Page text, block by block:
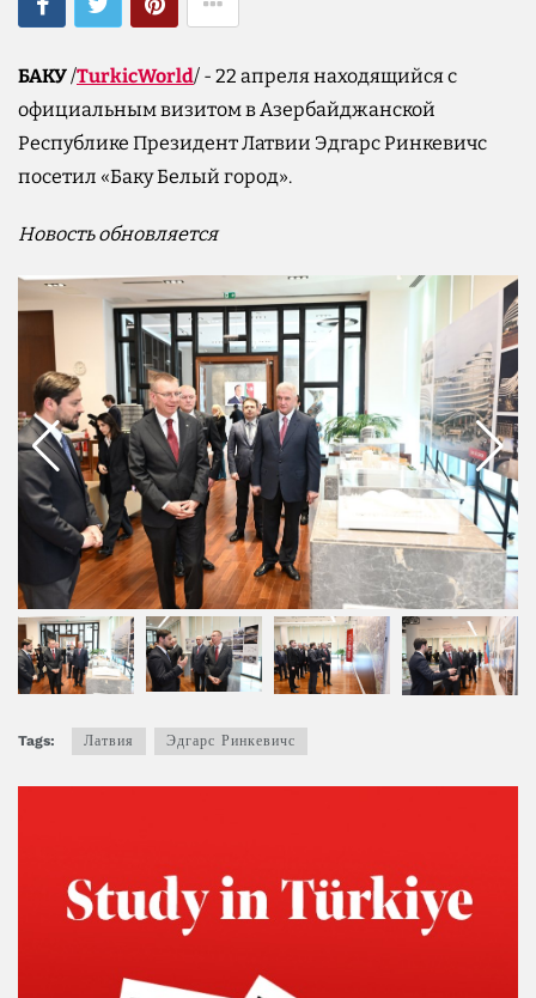
БАКУ/TurkicWorld/ - 22 апреля находящийся с
официальным визитом в Азербайджанской
Республике Президент Латвии Эдгарс Ринкевичс
посетил «Баку Белый город».
Новость обновляется
Tags: Латвия Эдгарс Ринкевичс